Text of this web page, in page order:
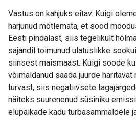
Vastus on kahjuks eitav. Kuigi
harjunud mõtlemata, et sood
Eesti pindalast, siis tegelikult
sajandil toimunud ulatuslikke
siinsest maismaast. Kuigi soode
võimaldanud saada juurde haritavat
turvast, siis negatiivsete
näiteks suurenenud süsiniku
elupaikade kadu turbasammaldele